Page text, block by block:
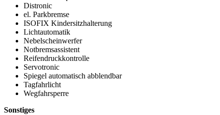
Distronic
el. Parkbremse
ISOFIX Kindersitzhalterung
Lichtautomatik
Nebelscheinwerfer
Notbremsassistent
Reifendruckkontrolle
Servotronic
Spiegel automatisch abblendbar
Tagfahrlicht
Wegfahrsperre
Sonstiges